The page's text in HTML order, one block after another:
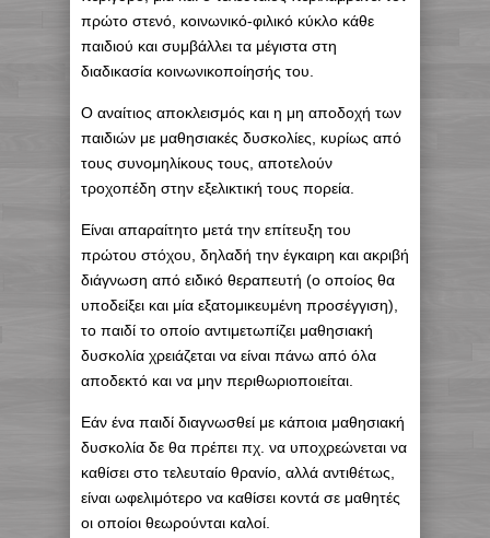
πρώτο στενό, κοινωνικό-φιλικό κύκλο κάθε
παιδιού και συμβάλλει τα μέγιστα στη
διαδικασία κοινωνικοποίησής του.
Ο αναίτιος αποκλεισμός και η μη αποδοχή των
παιδιών με μαθησιακές δυσκολίες, κυρίως από
τους συνομηλίκους τους, αποτελούν
τροχοπέδη στην εξελικτική τους πορεία.
Είναι απαραίτητο μετά την επίτευξη του
πρώτου στόχου, δηλαδή την έγκαιρη και ακριβή
διάγνωση από ειδικό θεραπευτή (ο οποίος θα
υποδείξει και μία εξατομικευμένη προσέγγιση),
το παιδί το οποίο αντιμετωπίζει μαθησιακή
δυσκολία χρειάζεται να είναι πάνω από όλα
αποδεκτό και να μην περιθωριοποιείται.
Εάν ένα παιδί διαγνωσθεί με κάποια μαθησιακή
δυσκολία δε θα πρέπει πχ. να υποχρεώνεται να
καθίσει στο τελευταίο θρανίο, αλλά αντιθέτως,
είναι ωφελιμότερο να καθίσει κοντά σε μαθητές
οι οποίοι θεωρούνται καλοί.